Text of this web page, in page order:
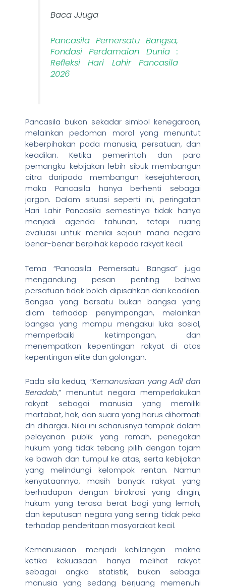
Baca JJuga
Pancasila Pemersatu Bangsa,
Fondasi Perdamaian Dunia :
Refleksi Hari Lahir Pancasila
2026
Pancasila bukan sekadar simbol kenegaraan,
melainkan pedoman moral yang menuntut
keberpihakan pada manusia, persatuan, dan
keadilan. Ketika pemerintah dan para
pemangku kebijakan lebih sibuk membangun
citra daripada membangun kesejahteraan,
maka Pancasila hanya berhenti sebagai
jargon. Dalam situasi seperti ini, peringatan
Hari Lahir Pancasila semestinya tidak hanya
menjadi agenda tahunan, tetapi ruang
evaluasi untuk menilai sejauh mana negara
benar-benar berpihak kepada rakyat kecil.
Tema “Pancasila Pemersatu Bangsa” juga
mengandung pesan penting bahwa
persatuan tidak boleh dipisahkan dari keadilan.
Bangsa yang bersatu bukan bangsa yang
diam terhadap penyimpangan, melainkan
bangsa yang mampu mengakui luka sosial,
memperbaiki ketimpangan, dan
menempatkan kepentingan rakyat di atas
kepentingan elite dan golongan.
Pada sila kedua, “Kemanusiaan yang Adil dan
Beradab,” menuntut negara memperlakukan
rakyat sebagai manusia yang memiliki
martabat, hak, dan suara yang harus dihormati
dn dihargai. Nilai ini seharusnya tampak dalam
pelayanan publik yang ramah, penegakan
hukum yang tidak tebang pilih dengan tajam
ke bawah dan tumpul ke atas, serta kebijakan
yang melindungi kelompok rentan. Namun
kenyataannya, masih banyak rakyat yang
berhadapan dengan birokrasi yang dingin,
hukum yang terasa berat bagi yang lemah,
dan keputusan negara yang sering tidak peka
terhadap penderitaan masyarakat kecil.
Kemanusiaan menjadi kehilangan makna
ketika kekuasaan hanya melihat rakyat
sebagai angka statistik, bukan sebagai
manusia yang sedang berjuang memenuhi